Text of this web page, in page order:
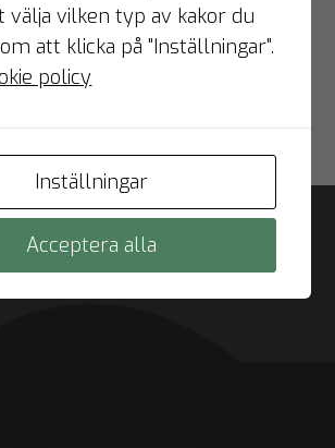
FINQR:s erfarna och eminenta
ditt förfogande. Vi hjälper dig
stort och svarar gärna på dina
välja vilken typ av kakor du
att klicka på "Inställningar".
policy
Inställningar
Acceptera alla